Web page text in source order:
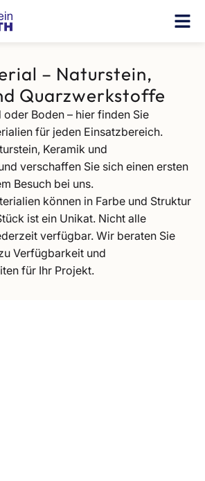
– Naturstein,
Quarzwerkstoffe
oder Boden – hier finden Sie
für jeden Einsatzbereich.
Keramik und
verschaffen Sie sich einen ersten
Besuch bei uns.
können in Farbe und Struktur
ist ein Unikat. Nicht alle
verfügbar. Wir beraten Sie
Verfügbarkeit und
für Ihr Projekt.